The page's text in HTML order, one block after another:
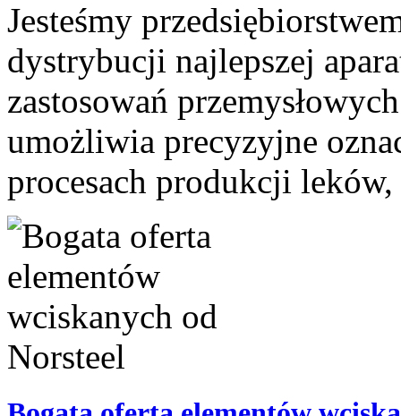
Jesteśmy
dystrybucji najlepszej
zastosowań
umożliwia precyzyjne
procesach produkcji